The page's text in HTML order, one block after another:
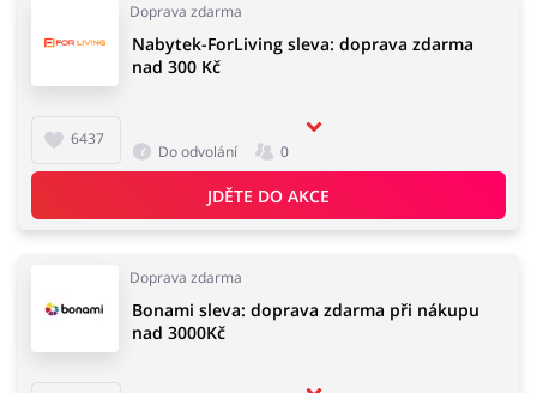
Doprava zdarma
6437
Nabytek-ForLiving sleva: doprava zdarma
nad 300 Kč
Do odvolání 0
JDĚTE DO AKCE
Doprava zdarma
Bonami sleva: doprava zdarma při nákupu
nad 3000Kč